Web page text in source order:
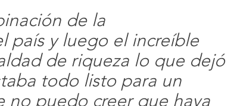
de la
país y luego el increíble
de riqueza lo que dejó
todo listo para un
no puedo creer que haya